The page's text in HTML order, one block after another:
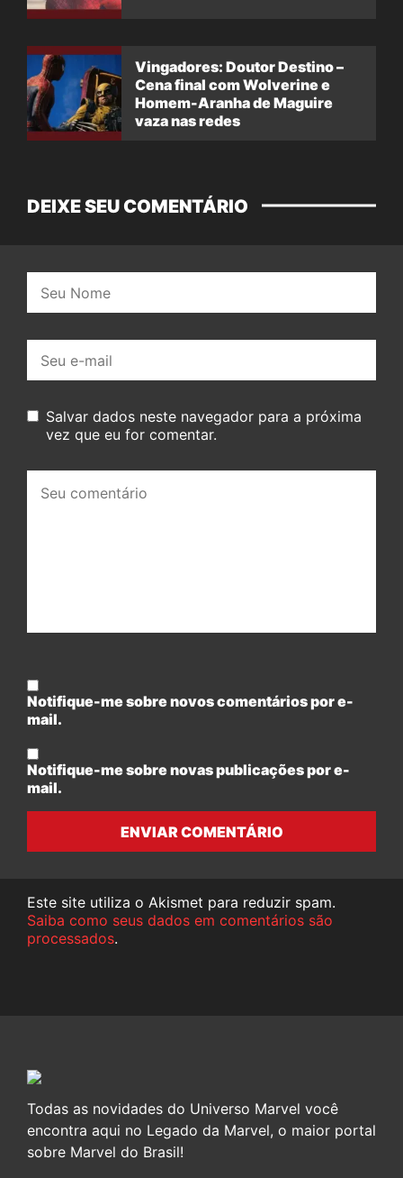
Vingadores: Doutor Destino –
Cena final com Wolverine e
Homem-Aranha de Maguire
vaza nas redes
DEIXE SEU COMENTÁRIO
mail:
Salvar dados neste navegador para a próxima
vez que eu for comentar.
comentário:
Notifique-me sobre novos comentários por e-
mail.
Notifique-me sobre novas publicações por e-
mail.
ENVIAR COMENTÁRIO
Este site utiliza o Akismet para reduzir spam.
Saiba como seus dados em comentários são
processados.
Todas as novidades do Universo Marvel você
encontra aqui no Legado da Marvel, o maior portal
sobre Marvel do Brasil!